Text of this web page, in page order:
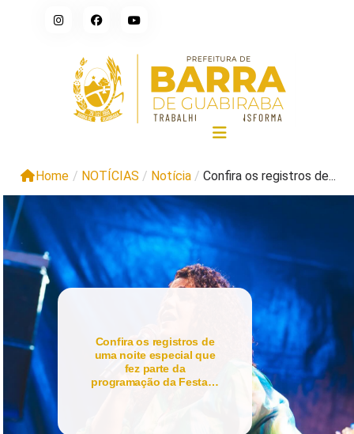
Home / NOTÍCIAS / Notícia / Confira os registros de...
Confira os registros de
uma noite especial que
fez parte da
programação da Festa…